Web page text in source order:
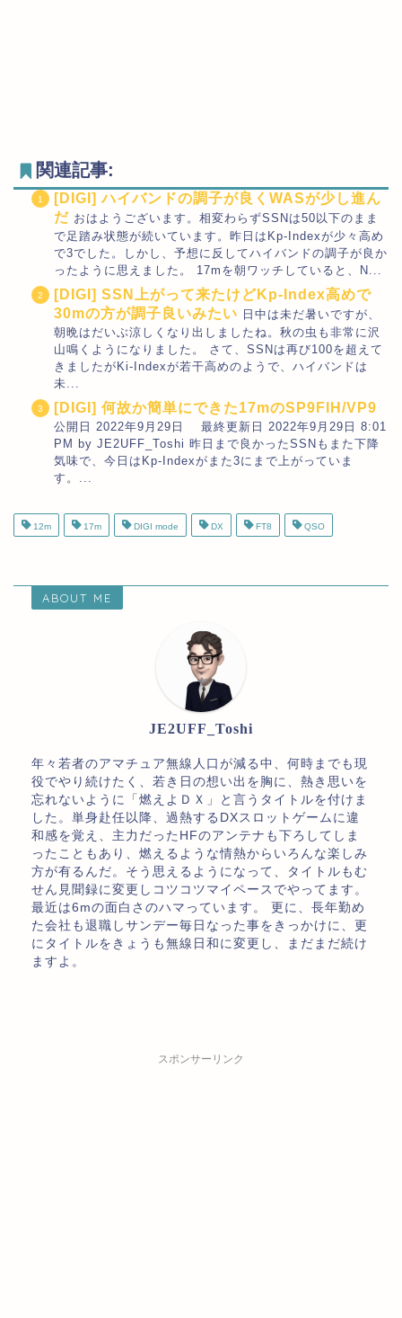
関連記事:
[DIGI] ハイバンドの調子が良くWASが少し進ん
だ おはようございます。相変わらずSSNは50以下のまま
で足踏み状態が続いています。昨日はKp-Indexが少々高め
で3でした。しかし、予想に反してハイバンドの調子が良か
ったように思えました。 17mを朝ワッチしていると、N...
[DIGI] SSN上がって来たけどKp-Index高めで
30mの方が調子良いみたい 日中は未だ暑いですが、
朝晩はだいぶ涼しくなり出しましたね。秋の虫も非常に沢
山鳴くようになりました。 さて、SSNは再び100を超えて
きましたがKi-Indexが若干高めのようで、ハイバンドは
未...
[DIGI] 何故か簡単にできた17mのSP9FIH/VP9
公開日 2022年9月29日 最終更新日 2022年9月29日 8:01
PM by JE2UFF_Toshi 昨日まで良かったSSNもまた下降
気味で、今日はKp-Indexがまた3にまで上がっていま
す。...
12m 17m DIGI mode DX FT8 QSO
ABOUT ME
JE2UFF_Toshi
年々若者のアマチュア無線人口が減る中、何時までも現
役でやり続けたく、若き日の想い出を胸に、熱き思いを
忘れないように「燃えよＤＸ」と言うタイトルを付けま
した。単身赴任以降、過熱するDXスロットゲームに違
和感を覚え、主力だったHFのアンテナも下ろしてしま
ったこともあり、燃えるような情熱からいろんな楽しみ
方が有るんだ。そう思えるようになって、タイトルもむ
せん見聞録に変更しコツコツマイペースでやってます。
最近は6mの面白さのハマっています。 更に、長年勤め
た会社も退職しサンデー毎日なった事をきっかけに、更
にタイトルをきょうも無線日和に変更し、まだまだ続け
ますよ。
スポンサーリンク